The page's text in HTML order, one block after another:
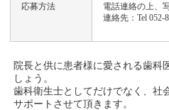
応募方法
電話連絡の上、
連絡先：Tel
院長と供に患者様に愛される歯科
しょう。
歯科衛生士としてだけでなく、社
サポートさせて頂きます。